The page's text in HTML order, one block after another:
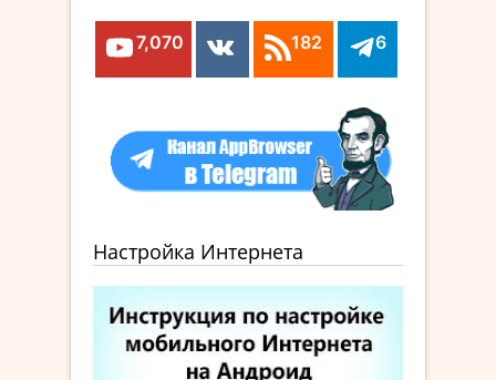
7,070 182 6
Настройка Интернета